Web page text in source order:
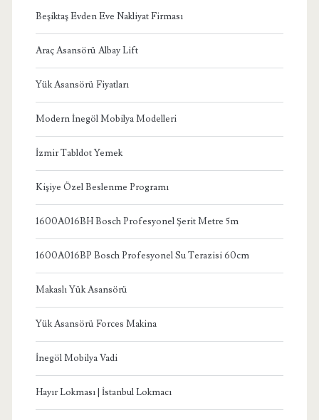
Beşiktaş Evden Eve Nakliyat Firması
Araç Asansörü Albay Lift
Yük Asansörü Fiyatları
Modern İnegöl Mobilya Modelleri
İzmir Tabldot Yemek
Kişiye Özel Beslenme Programı
1600A016BH Bosch Profesyonel Şerit Metre 5m
1600A016BP Bosch Profesyonel Su Terazisi 60cm
Makaslı Yük Asansörü
Yük Asansörü Forces Makina
İnegöl Mobilya Vadi
Hayır Lokması | İstanbul Lokmacı